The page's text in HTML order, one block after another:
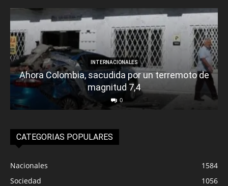
INTERNACIONALES
Ahora Colombia, sacudida por un terremoto de
magnitud 7,4
0
CATEGORIAS POPULARES
Nacionales
1584
Sociedad
1056